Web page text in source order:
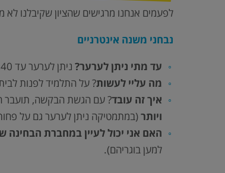
לפעמים אנחנו מרגישים שהציון שקיבלנו
נבחני משנה אינטרניים
עד מתי ניתן לערער? ניתן לערער עד 40 יום מפרסום ציוני הבחינה.
מה עליי לעשות? על התלמיד לפנות
איך זה עובד? עם הגשת הבקשה, תועבר
ויותר(במתמטיקה ניתן לערער גם על
האם אני יכול לעיין במחברת הבחינה
למען בוגריהם).